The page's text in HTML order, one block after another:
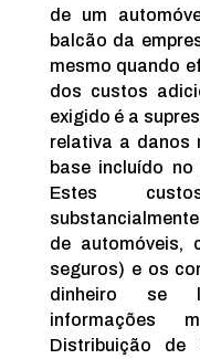
de um
balcão da
mesmo quando
dos custos
exigido é a
relativa a danos
base incluído
Estes
de automóveis,
seguros) e os
dinheiro se
informações
Distribuição de